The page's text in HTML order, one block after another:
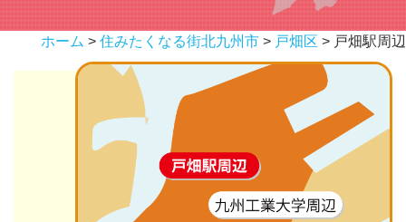
ホーム > 住みたくなる街北九州市 > 戸畑区 > 戸畑駅周辺